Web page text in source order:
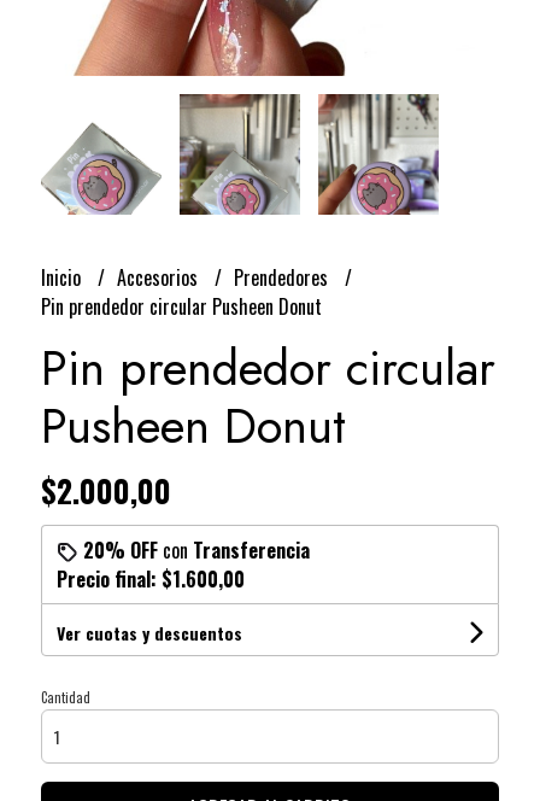
Inicio Accesorios
Prendedores
Pin prendedor circular Pusheen Donut
Pin prendedor circular
Pusheen Donut
$2.000,00
20% OFFcon Transferencia
Precio final: $1.600,00
Ver cuotas y descuentos
Cantidad